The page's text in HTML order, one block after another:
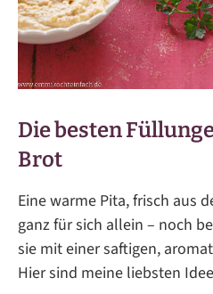
Die besten
Brot
Eine warme Pita, frisch aus
ganz für sich allein – noch
sie mit einer saftigen,
Hier sind meine liebsten